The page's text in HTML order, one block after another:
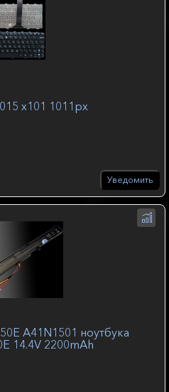
x101 1011px
Уведомить
A41N1501 ноутбука
14.4V 2200mAh